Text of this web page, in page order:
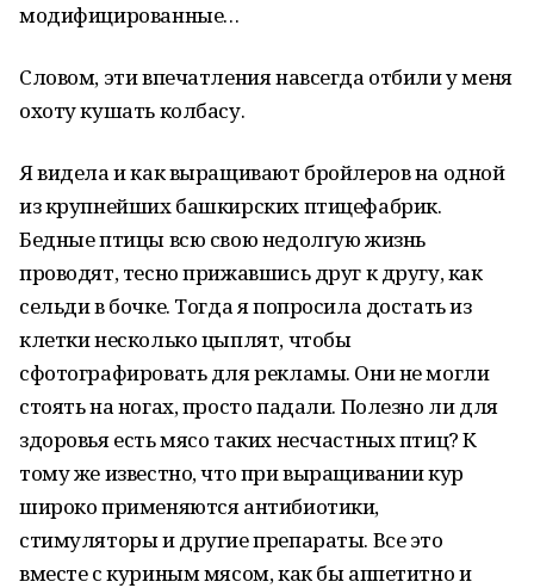
модифицированные…
Словом, эти впечатления навсегда отбили у меня
охоту кушать колбасу.
Я видела и как выращивают бройлеров на одной
из крупнейших башкирских птицефабрик.
Бедные птицы всю свою недолгую жизнь
проводят, тесно прижавшись друг к другу, как
сельди в бочке. Тогда я попросила достать из
клетки несколько цыплят, чтобы
сфотографировать для рекламы. Они не могли
стоять на ногах, просто падали. Полезно ли для
здоровья есть мясо таких несчастных птиц? К
тому же известно, что при выращивании кур
широко применяются антибиотики,
стимуляторы и другие препараты. Все это
вместе с куриным мясом, как бы аппетитно и